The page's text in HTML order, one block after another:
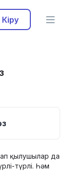
Кіру
қылушылар да
түрлі. Һәм